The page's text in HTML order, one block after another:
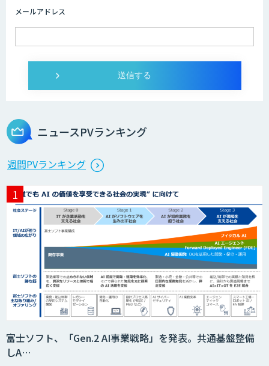
メールアドレス
ニュースPVランキング
週間PVランキング
富士ソフト、「Gen.2 AI事業戦略」を発表。共通基盤整備
しA…